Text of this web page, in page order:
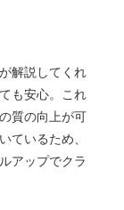
解説してくれ
も安心。これ
質の向上が可
ているため、
アップでクラ